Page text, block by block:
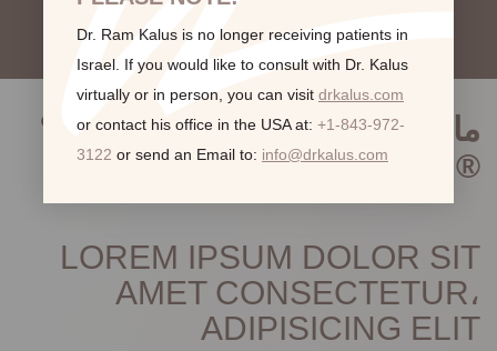
ما هو الحجم الذي يجب أن أكون؟
®
LOREM IPSUM DOLOR SIT
AMET CONSECTETUR،
ADIPISICING ELIT
Dr. Ram Kalus is no longer receiving patients in
Israel. If you would like to consult with Dr. Kalus
virtually or in person, you can visit drkalus.com
or contact his office in the USA at: +1-843-972-
3122 or send an Email to: info@drkalus.com